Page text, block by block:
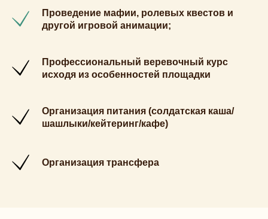
Проведение мафии, ролевых квестов и
другой игровой анимации;
Профессиональный веревочный курс
исходя из особенностей площадки
Организация питания (солдатская каша/
шашлыки/кейтеринг/кафе)
Организация трансфера